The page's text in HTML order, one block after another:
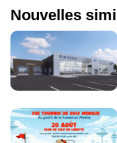
Nouvelles